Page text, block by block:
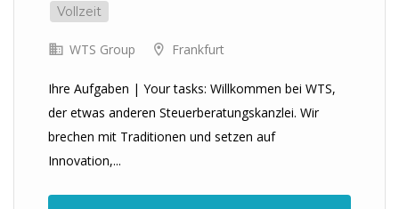
Vollzeit
WTS Group Frankfurt
Ihre Aufgaben | Your tasks: Willkommen bei WTS,
der etwas anderen Steuerberatungskanzlei. Wir
brechen mit Traditionen und setzen auf
Innovation,...